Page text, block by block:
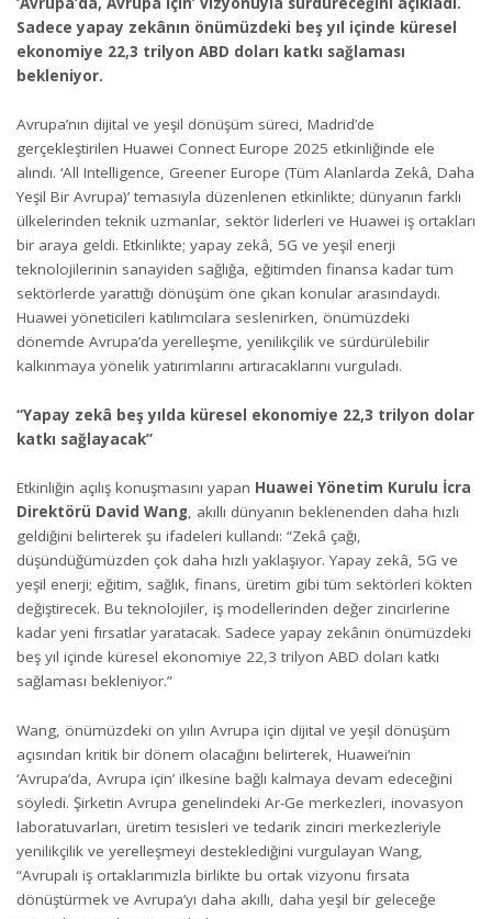
Sadece yapay zekânın önümüzdeki beş yıl içinde küresel
ekonomiye 22,3 trilyon ABD doları katkı sağlaması
bekleniyor.
Avrupa’nın dijital ve yeşil dönüşüm süreci, Madrid’de
gerçekleştirilen Huawei Connect Europe 2025 etkinliğinde ele
alındı. ‘All Intelligence, Greener Europe (Tüm Alanlarda Zekâ, Daha
Yeşil Bir Avrupa)’ temasıyla düzenlenen etkinlikte; dünyanın farklı
ülkelerinden teknik uzmanlar, sektör liderleri ve Huawei iş ortakları
bir araya geldi. Etkinlikte; yapay zekâ, 5G ve yeşil enerji
teknolojilerinin sanayiden sağlığa, eğitimden finansa kadar tüm
sektörlerde yarattığı dönüşüm öne çıkan konular arasındaydı.
Huawei yöneticileri katılımcılara seslenirken, önümüzdeki
dönemde Avrupa’da yerelleşme, yenilikçilik ve sürdürülebilir
kalkınmaya yönelik yatırımlarını artıracaklarını vurguladı.
“Yapay zekâ beş yılda küresel ekonomiye 22,3 trilyon dolar
katkı sağlayacak”
Etkinliğin açılış konuşmasını yapan Huawei Yönetim Kurulu İcra
Direktörü David Wang, akıllı dünyanın beklenenden daha hızlı
geldiğini belirterek şu ifadeleri kullandı: “Zekâ çağı,
düşündüğümüzden çok daha hızlı yaklaşıyor. Yapay zekâ, 5G ve
yeşil enerji; eğitim, sağlık, finans, üretim gibi tüm sektörleri kökten
değiştirecek. Bu teknolojiler, iş modellerinden değer zincirlerine
kadar yeni fırsatlar yaratacak. Sadece yapay zekânın önümüzdeki
beş yıl içinde küresel ekonomiye 22,3 trilyon ABD doları katkı
sağlaması bekleniyor.”
Wang, önümüzdeki on yılın Avrupa için dijital ve yeşil dönüşüm
açısından kritik bir dönem olacağını belirterek, Huawei’nin
‘Avrupa’da, Avrupa için’ ilkesine bağlı kalmaya devam edeceğini
söyledi. Şirketin Avrupa genelindeki Ar-Ge merkezleri, inovasyon
laboratuvarları, üretim tesisleri ve tedarik zinciri merkezleriyle
yenilikçilik ve yerelleşmeyi desteklediğini vurgulayan Wang,
“Avrupalı iş ortaklarımızla birlikte bu ortak vizyonu fırsata
dönüştürmek ve Avrupa’yı daha akıllı, daha yeşil bir geleceğe